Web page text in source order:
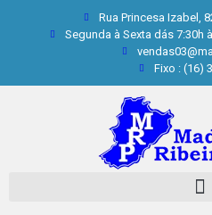
Rua Princesa Izabel,
Segunda à Sexta dás 7:30h
Fixo : (16)